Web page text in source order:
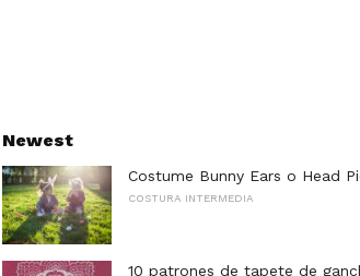
Newest
Costume Bunny Ears o Head
COSTURA INTERMEDIA
10 patrones de tapete de